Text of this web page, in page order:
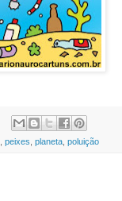
peixes planeta, poluição